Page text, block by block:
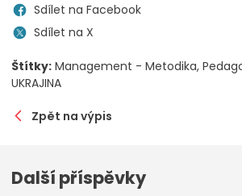
Sdílet na Facebook
Sdílet na X
Štítky: Management - Metodika
UKRAJINA
Zpět na výpis
Další příspěvky